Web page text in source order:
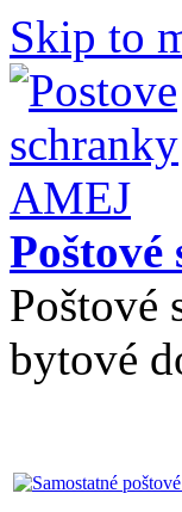
Skip to
Poštové
bytové